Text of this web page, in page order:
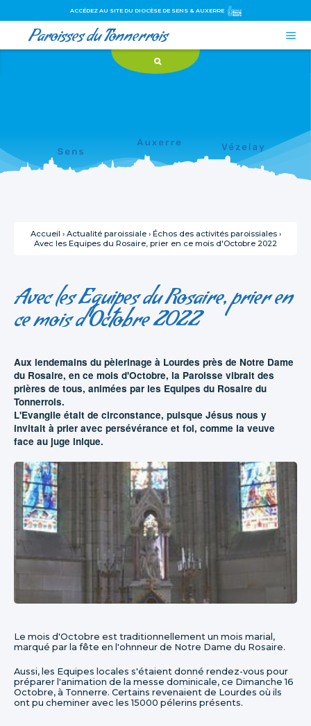
contenu.
ACCÉDEZ AU SITE DU DIOCÈSE DE SENS & AUXERRE
Paroisses du Tonnerrois 
Accueil › Actualité paroissiale › Échos des activités paroissiales ›
Avec les Equipes du Rosaire, prier en ce mois d'Octobre 2022
Avec les Equipes du Rosaire, prier en
ce mois d'Octobre 2022
Aux lendemains du pèlerinage à Lourdes près de Notre Dame
du Rosaire, en ce mois d'Octobre, la Paroisse vibrait des
prières de tous, animées par les Equipes du Rosaire du
Tonnerrois.
L'Evangile était de circonstance, puisque Jésus nous y
invitait à prier avec persévérance et foi, comme la veuve
face au juge inique.
Le mois d'Octobre est traditionnellement un mois marial,
marqué par la fête en l'ohnneur de Notre Dame du Rosaire.
Aussi, les Equipes locales s'étaient donné rendez-vous pour
préparer l'animation de la messe dominicale, ce Dimanche 16
Octobre, à Tonnerre. Certains revenaient de Lourdes où ils
ont pu cheminer avec les 15000 pélerins présents.